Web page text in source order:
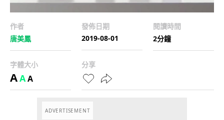
作者
唐美鳳
發佈日期
2019-08-01
閱讀時間
2分鐘
字體大小
AAA
分享
ADVERTISEMENT